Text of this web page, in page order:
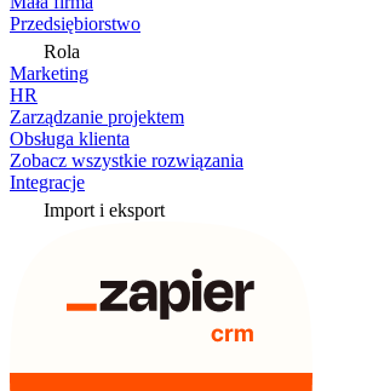
Przedsiębiorstwo
Rola
Marketing
HR
Zarządzanie projektem
Obsługa klienta
Zobacz wszystkie rozwiązania
Integracje
Import i eksport